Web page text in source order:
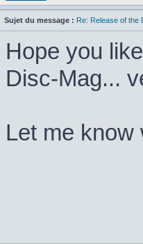
Sujet du message : Re: Release of the
Hope you
Disc-Mag...
Let me